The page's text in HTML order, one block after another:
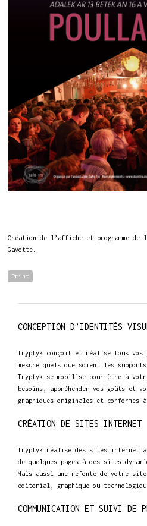
Création de l’affiche et programme de
Gavotte.
Print
CONCEPTION D’IDENTITÉS
Tryptyk conçoit et réalise tous vos
mesure quels que soient les
Tryptyk se mobilise pour être à
besoins, appréhender vos goûts et
graphiques originales et conformes
CRÉATION DE SITES INTERNET
Tryptyk réalise des sites internet
de quelques pages à des sites
Mais aussi une refonte de votre
éditorial, graphique ou
COMMUNICATION ET SUIVI DE